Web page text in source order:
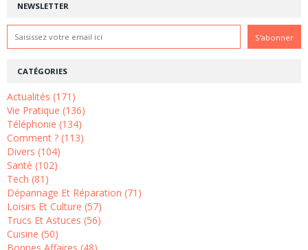
NEWSLETTER
CATÉGORIES
Actualités (171)
Vie Pratique (136)
Téléphonie (134)
Comment ? (113)
Divers (104)
Santé (102)
Tech (81)
Dépannage Et Réparation (71)
Loisirs Et Culture (57)
Trucs Et Astuces (56)
Cuisine (50)